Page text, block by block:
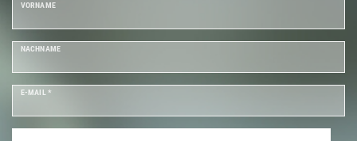
VORNAME
NACHNAME
E-MAIL *